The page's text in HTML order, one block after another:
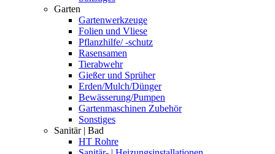
Garten
Gartenwerkzeuge
Folien und Vliese
Pflanzhilfe/ -schutz
Rasensamen
Tierabwehr
Gießer und Sprüher
Erden/Mulch/Dünger
Bewässerung/Pumpen
Gartenmaschinen Zubehör
Sonstiges
Sanitär | Bad
HT Rohre